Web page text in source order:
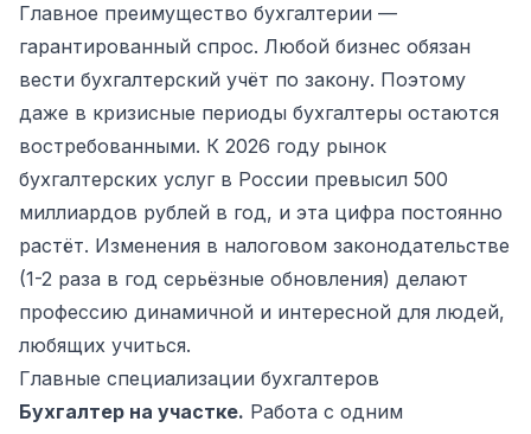
Главное преимущество бухгалтерии —
гарантированный спрос. Любой бизнес обязан
вести бухгалтерский учёт по закону. Поэтому
даже в кризисные периоды бухгалтеры остаются
востребованными. К 2026 году рынок
бухгалтерских услуг в России превысил 500
миллиардов рублей в год, и эта цифра постоянно
растёт. Изменения в налоговом законодательстве
(1-2 раза в год серьёзные обновления) делают
профессию динамичной и интересной для людей,
любящих учиться.
Главные специализации бухгалтеров
Бухгалтер на участке. Работа с одним